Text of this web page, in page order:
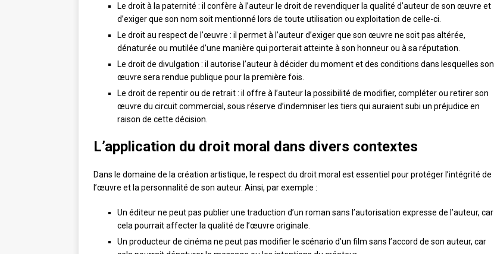
Le droit à la paternité : il confère à l’auteur le droit de revendiquer la qualité d’auteur de son œuvre et
d’exiger que son nom soit mentionné lors de toute utilisation ou exploitation de celle-ci.
Le droit au respect de l’œuvre : il permet à l’auteur d’exiger que son œuvre ne soit pas altérée,
dénaturée ou mutilée d’une manière qui porterait atteinte à son honneur ou à sa réputation.
Le droit de divulgation : il autorise l’auteur à décider du moment et des conditions dans lesquelles son
œuvre sera rendue publique pour la première fois.
Le droit de repentir ou de retrait : il offre à l’auteur la possibilité de modifier, compléter ou retirer son
œuvre du circuit commercial, sous réserve d’indemniser les tiers qui auraient subi un préjudice en
raison de cette décision.
L’application du droit moral dans divers contextes
Dans le domaine de la création artistique, le respect du droit moral est essentiel pour protéger l’intégrité de
l’œuvre et la personnalité de son auteur. Ainsi, par exemple :
Un éditeur ne peut pas publier une traduction d’un roman sans l’autorisation expresse de l’auteur, car
cela pourrait affecter la qualité de l’œuvre originale.
Un producteur de cinéma ne peut pas modifier le scénario d’un film sans l’accord de son auteur, car